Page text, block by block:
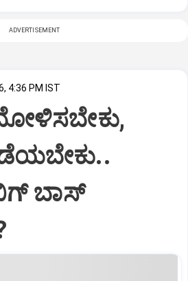
ADVERTISEMENT
4:36 PM IST
ಬಾಸ್‌